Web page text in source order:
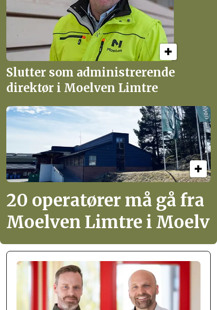
Slutter som administrerende
direktør i Moelven Limtre
20 operatører må gå fra
Moelven Limtre i Moelv